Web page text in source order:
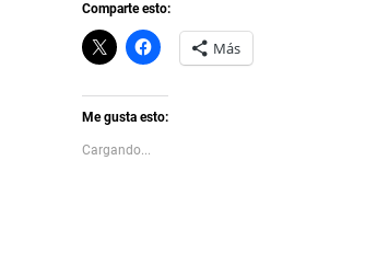
Comparte esto:
C
l
k
t
o
s
h
H
a
l
i
Más
Me gusta esto:
Cargando...